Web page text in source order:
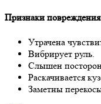
Признаки повреждения
Утрачена
Вибрирует руль.
Слышен
Раскачивается
Заметны